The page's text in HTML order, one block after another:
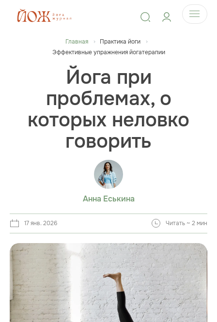
Главная
Практика йоги
Эффективные упражнения йогатерапии
Йога при
проблемах, о
которых неловко
говорить
Анна Еськина
17 янв. 2026 Читать ~ 2 мин